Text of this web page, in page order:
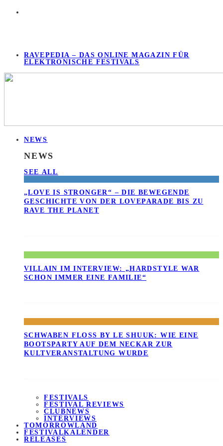
RAVEPEDIA – DAS ONLINE MAGAZIN FÜR
ELEKTRONISCHE FESTIVALS
NEWS
NEWS
SEE ALL
„LOVE IS STRONGER“ – DIE BEWEGENDE
GESCHICHTE VON DER LOVEPARADE BIS ZU
RAVE THE PLANET
VILLAIN IM INTERVIEW: „HARDSTYLE WAR
SCHON IMMER EINE FAMILIE“
SCHWABEN FLOSS BY LE SHUUK: WIE EINE B
OOTSPARTY AUF DEM NECKAR ZUR K
ULTVERANSTALTUNG WURDE
FESTIVALS
FESTIVAL REVIEWS
CLUBNEWS
INTERVIEWS
TOMORROWLAND
FESTIVALKALENDER
RELEASES